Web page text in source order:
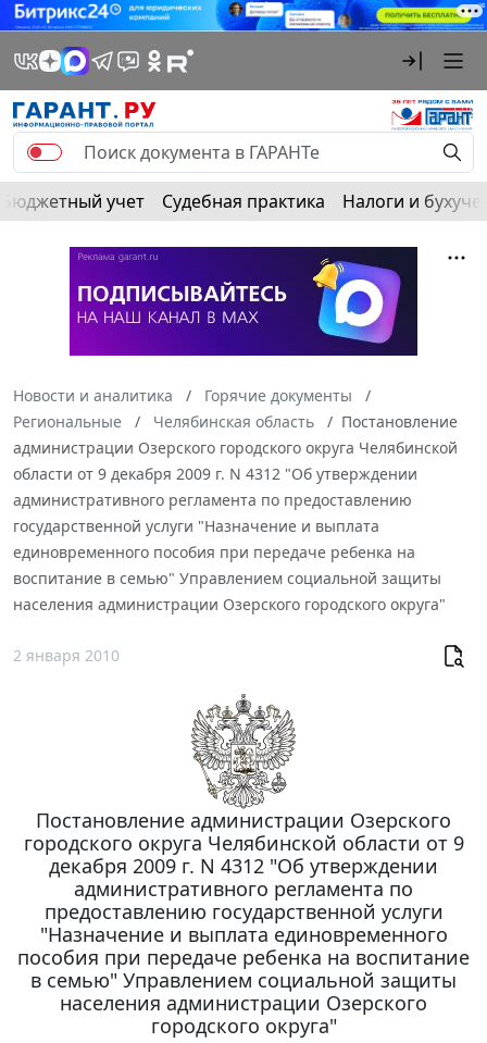
Бюджетный учет Судебная практика Налоги и
Новости и аналитика
Горячие документы
Региональные
Челябинская область
Постановление
администрации Озерского городского округа Челябинской
области от 9 декабря 2009 г. N 4312 "Об утверждении
административного регламента по предоставлению
государственной услуги "Назначение и выплата
единовременного пособия при передаче ребенка на
воспитание в семью" Управлением социальной защиты
населения администрации Озерского городского округа"
2 января 2010
Постановление администрации Озерского
городского округа Челябинской области от 9
декабря 2009 г. N 4312 "Об утверждении
административного регламента по
предоставлению государственной услуги
"Назначение и выплата единовременного
пособия при передаче ребенка на воспитание
в семью" Управлением социальной защиты
населения администрации Озерского
городского округа"